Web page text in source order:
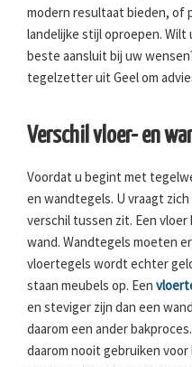
modern resultaat bieden, of
landelijke stijl oproepen.
beste aansluit bij uw
tegelzetter uit Geel om
Verschil vloer- en
Voordat u begint met
en wandtegels. U vraagt
verschil tussen zit. Een
wand. Wandtegels moeten
vloertegels wordt echter
staan meubels op. Een
en steviger zijn dan een
daarom een ander
daarom nooit gebruiken